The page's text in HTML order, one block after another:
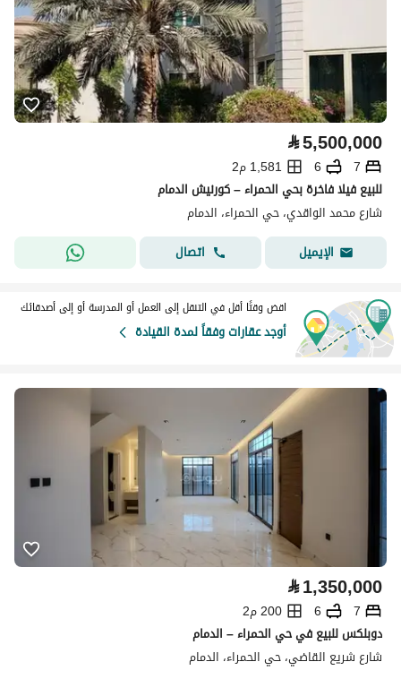
⃁5,500,000
7
6
1,581 م2
للبيع فيلا فاخرة بحي الحمراء – كورنيش الدمام
شارع محمد الواقدي، حي الحمراء، الدمام
الإيميل
اتصال
اقض وقتًا أقل في التنقل إلى العمل أو المدرسة أو إلى أصدقائك
أوجد عقارات وفقاً لمدة القيادة
⃁1,350,000
7
6
200 م2
دوبلكس للبيع في حي الحمراء – الدمام
شارع شريع القاضي، حي الحمراء، الدمام